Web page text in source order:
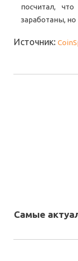
посчитал,
заработаны, но
Источник:
Самые